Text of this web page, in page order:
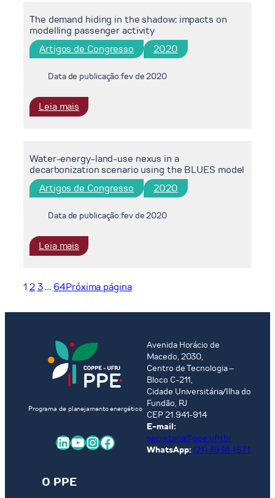
integrated
assessment
models
in
decarbonisation
The
case
The demand hiding in the shadow: impacts on
modelling passenger activity
Artigos de Congresso 2020
Data de publicação:fev de 2020
Leia mais
The
in
the
shadow:
impacts
on
passenger
activity
Water-energy-land-use nexus in a
decarbonization scenario using the BLUES model
Artigos de Congresso 2020
Data de publicação:fev de 2020
Leia mais
Water-
land-
nexus
decarbonization
scenario
using
BLUES
1 23… 64Próxima página
Programa de planejamento energético
LinkedIn Youtube InstagramFacebook
Avenida Horácio de
Macedo, 2030,
Centro de Tecnologia –
Bloco C-211,
Cidade Universitária/Ilha do
Fundão, RJ
CEP 21.941-914
E-mail:
secretaria@ppe.ufrj.br
WhatsApp: (21) 3938-1571
O PPE